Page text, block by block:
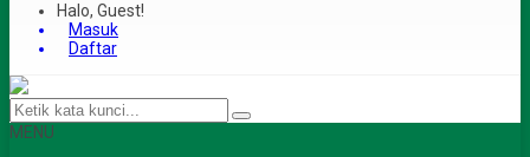
Halo, Guest!
Masuk
Daftar
MENU